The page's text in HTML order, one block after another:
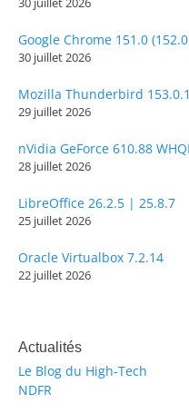
Google Chrome 151.0
30 juillet 2026
Mozilla Thunderbird
29 juillet 2026
nVidia GeForce 610.88
28 juillet 2026
LibreOffice 26.2.5 | 25.8.7
25 juillet 2026
Oracle Virtualbox 7.2.14
22 juillet 2026
Actualités
Le Blog du High-Tech
NDFR